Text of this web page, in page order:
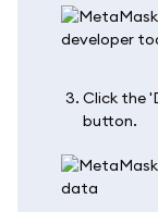
Click the
button.